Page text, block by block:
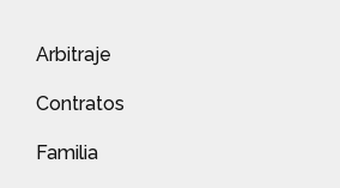
Arbitraje
Contratos
Familia